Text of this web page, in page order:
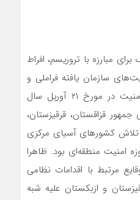
مبارزه با تروریسم، افراط
سازمان یافته فراملی و
سایر تهدیدها برای ثبات و امنیت در مورخ ۲۱ آوریل سال
جمهور قزاقستان، قرقیزستان،
تلاش کشورهای آسیای مرکزی
امنیت منطقه‌ای بود. ظاهرا
مرتبط با اقدامات نظامی
و ازبکستان علیه شبه